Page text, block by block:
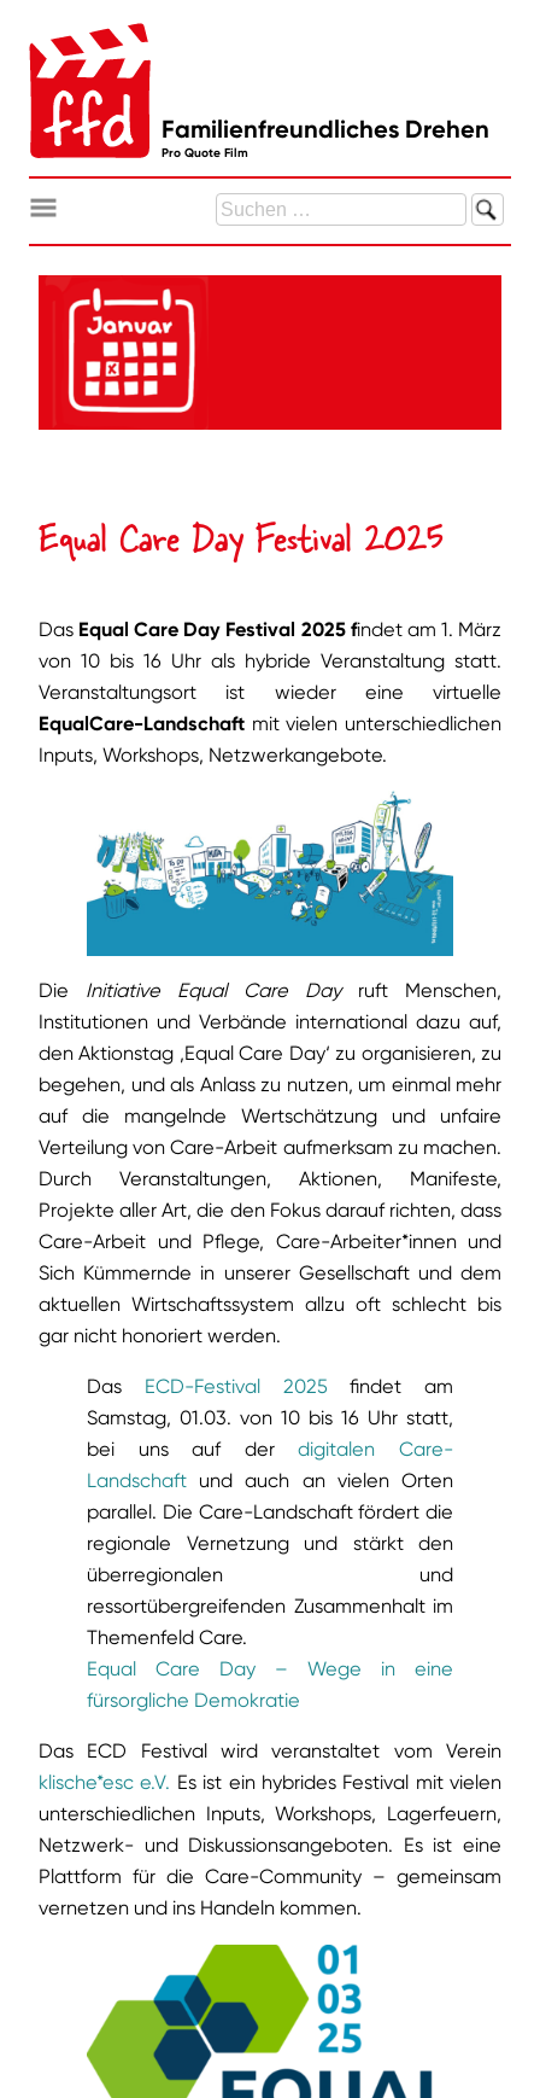
Inhalt
springen
Familienfreundliches Drehen
Pro Quote Film
Suchen
Equal Care Day Festival 2025
Das Equal Care Day Festival 2025 findet am 1. März
von 10 bis 16 Uhr als hybride Veranstaltung statt.
Veranstaltungsort ist wieder eine virtuelle
EqualCare-Landschaft mit vielen unterschiedlichen
Inputs, Workshops, Netzwerkangebote.
Die Initiative Equal Care Dayruft Menschen,
Institutionen und Verbände international dazu auf,
den Aktionstag ‚Equal Care Day‘ zu organisieren, zu
begehen, und als Anlass zu nutzen, um einmal mehr
auf die mangelnde Wertschätzung und unfaire
Verteilung von Care-Arbeit aufmerksam zu machen.
Durch Veranstaltungen, Aktionen, Manifeste,
Projekte aller Art, die den Fokus darauf richten, dass
Care-Arbeit und Pflege, Care-Arbeiter*innen und
Sich Kümmernde in unserer Gesellschaft und dem
aktuellen Wirtschaftssystem allzu oft schlecht bis
gar nicht honoriert werden.
Das ECD-Festival 2025findet am
Samstag, 01.03. von 10 bis 16 Uhr statt,
bei uns auf derdigitalen Care-
Landschaft und auch an vielen Orten
parallel. Die Care-Landschaft fördert die
regionale Vernetzung und stärkt den
überregionalen und
ressortübergreifenden Zusammenhalt im
Themenfeld Care.
Equal Care Day – Wege in eine
fürsorgliche Demokratie
Das ECD Festival wird veranstaltet vom Verein
klische*esc e.V. Es ist ein hybrides Festival mit vielen
unterschiedlichen Inputs, Workshops, Lagerfeuern,
Netzwerk- und Diskussionsangeboten. Es ist eine
Plattform für die Care-Community – gemeinsam
vernetzen und ins Handeln kommen.